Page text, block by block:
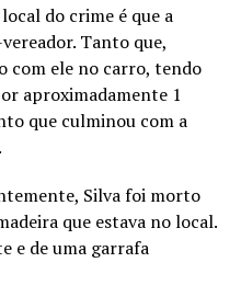
do crime é que a
Tanto que,
com ele no carro, tendo
aproximadamente 1
que culminou com a
Silva foi morto
que estava no local.
e de uma garrafa